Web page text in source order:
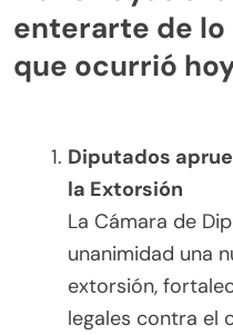
enterarte de
que ocurrió
Diputados
la Extorsión
La Cámara de
unanimidad una
extorsión,
legales contra el